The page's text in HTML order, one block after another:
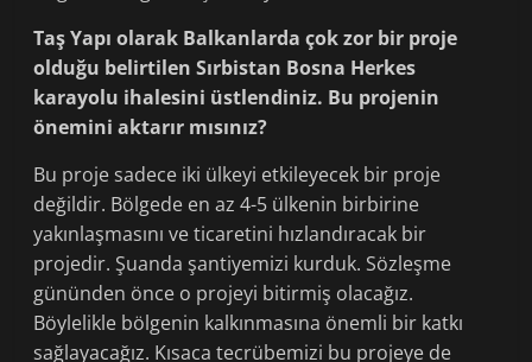
Taş Yapı olarak Balkanlarda çok zor bir proje
olduğu belirtilen Sırbistan Bosna Herkes
karayolu ihalesini üstlendiniz. Bu projenin
önemini aktarır mısınız?
Bu proje sadece iki ülkeyi etkileyecek bir proje
değildir. Bölgede en az 4-5 ülkenin birbirine
yakınlaşmasını ve ticaretini hızlandıracak bir
projedir. Şuanda şantiyemizi kurduk. Sözleşme
gününden önce o projeyi bitirmiş olacağız.
Böylelikle bölgenin kalkınmasına önemli bir katkı
sağlayacağız. Kısaca tecrübemizi bu projeye de